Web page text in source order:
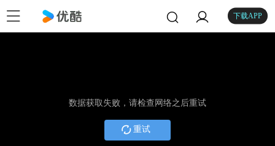
下载APP
数据获取失败，请检查网络之后重试
重试